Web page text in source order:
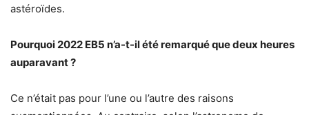
astéroïdes.
Pourquoi 2022 EB5 n’a-t-il été remarqué que deux heures
auparavant ?
Ce n’était pas pour l’une ou l’autre des raisons